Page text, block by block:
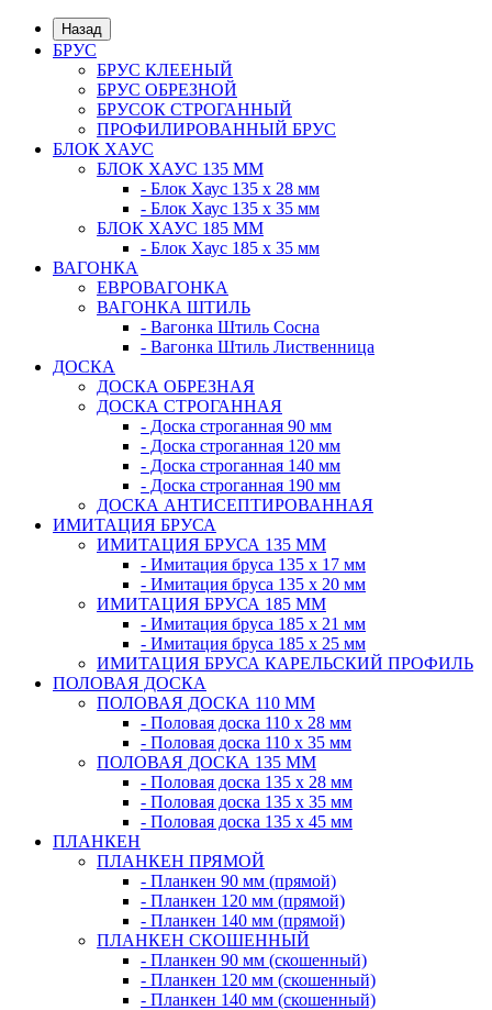
Назад
БРУС
БРУС КЛЕЕНЫЙ
БРУС ОБРЕЗНОЙ
БРУСОК СТРОГАННЫЙ
ПРОФИЛИРОВАННЫЙ БРУС
БЛОК ХАУС
БЛОК ХАУС 135 ММ
- Блок Хаус 135 х 28 мм
- Блок Хаус 135 х 35 мм
БЛОК ХАУС 185 ММ
- Блок Хаус 185 х 35 мм
ВАГОНКА
ЕВРОВАГОНКА
ВАГОНКА ШТИЛЬ
- Вагонка Штиль Сосна
- Вагонка Штиль Лиственница
ДОСКА
ДОСКА ОБРЕЗНАЯ
ДОСКА СТРОГАННАЯ
- Доска строганная 90 мм
- Доска строганная 120 мм
- Доска строганная 140 мм
- Доска строганная 190 мм
ДОСКА АНТИСЕПТИРОВАННАЯ
ИМИТАЦИЯ БРУСА
ИМИТАЦИЯ БРУСА 135 ММ
- Имитация бруса 135 х 17 мм
- Имитация бруса 135 х 20 мм
ИМИТАЦИЯ БРУСА 185 ММ
- Имитация бруса 185 х 21 мм
- Имитация бруса 185 х 25 мм
ИМИТАЦИЯ БРУСА КАРЕЛЬСКИЙ ПРОФИЛЬ
ПОЛОВАЯ ДОСКА
ПОЛОВАЯ ДОСКА 110 ММ
- Половая доска 110 х 28 мм
- Половая доска 110 х 35 мм
ПОЛОВАЯ ДОСКА 135 ММ
- Половая доска 135 х 28 мм
- Половая доска 135 х 35 мм
- Половая доска 135 х 45 мм
ПЛАНКЕН
ПЛАНКЕН ПРЯМОЙ
- Планкен 90 мм (прямой)
- Планкен 120 мм (прямой)
- Планкен 140 мм (прямой)
ПЛАНКЕН СКОШЕННЫЙ
- Планкен 90 мм (скошенный)
- Планкен 120 мм (скошенный)
- Планкен 140 мм (скошенный)